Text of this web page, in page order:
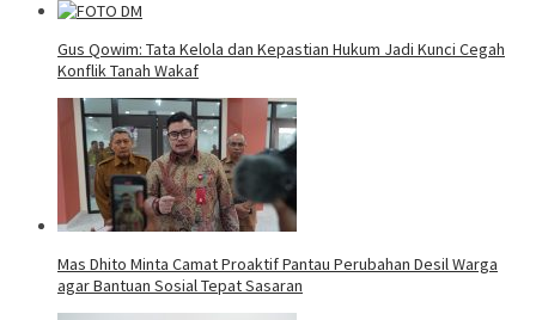
Gus Qowim: Tata Kelola dan Kepastian Hukum Jadi Kunci Cegah
Konflik Tanah Wakaf
Mas Dhito Minta Camat Proaktif Pantau Perubahan Desil Warga
agar Bantuan Sosial Tepat Sasaran